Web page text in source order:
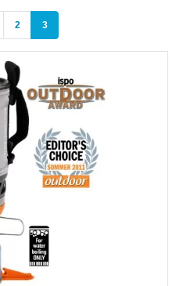
2 3(current)